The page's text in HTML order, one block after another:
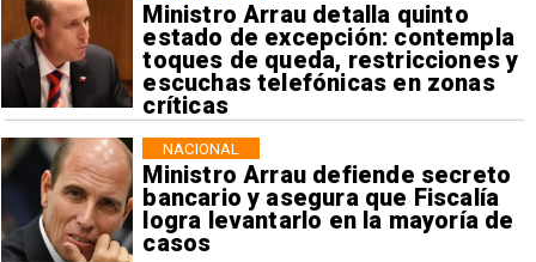
Ministro Arrau detalla quinto
estado de excepción: contempla
toques de queda, restricciones y
escuchas telefónicas en zonas
críticas
Ministro Arrau defiende secreto
bancario y asegura que Fiscalía
logra levantarlo en la mayoría de
casos
NACIONAL